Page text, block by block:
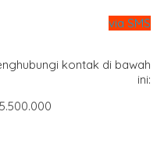
via SMS
kontak di bawah
ini: